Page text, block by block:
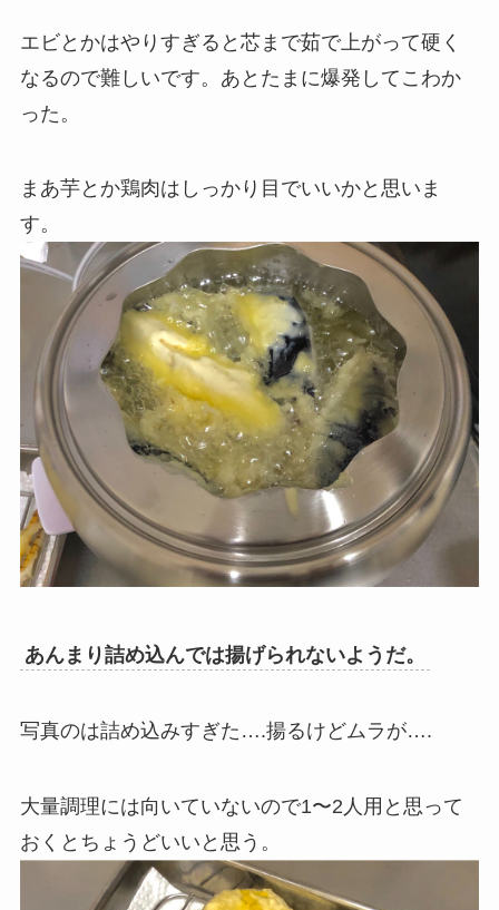
エビとかはやりすぎると芯まで茹で上がって硬く
なるので難しいです。あとたまに爆発してこわか
った。
まあ芋とか鶏肉はしっかり目でいいかと思いま
す。
あんまり詰め込んでは揚げられないようだ。
写真のは詰め込みすぎた….揚るけどムラが….
大量調理には向いていないので1〜2人用と思って
おくとちょうどいいと思う。